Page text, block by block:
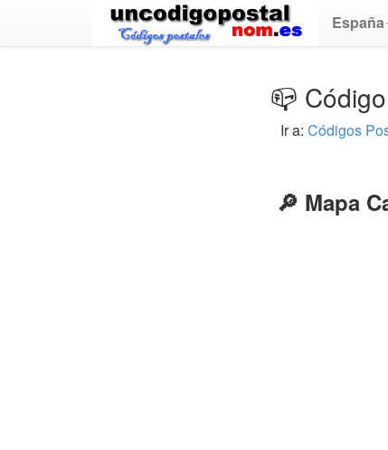
España
📪
Ir a: Códigos
🔎 Mapa